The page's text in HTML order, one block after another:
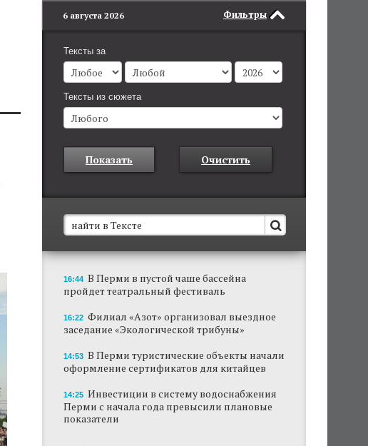
Фильтры
6 августа 2026
Тексты за
Тексты из сюжета
Показать Очистить
В Пермском крае установят новые станции
обнаружения беспилотников
Они используются для обнаружения и
отслеживания БПЛА в воздухе.
В Перми туристические объекты начали
оформление сертификатов для китайцев
змей в Пермском крае
Ученые начали изучение состояния
16:44 В Перми в пустой чаше бассейна
пройдет театральный фестиваль
16:22 Филиал «Азот» организовал выездное
заседание «Экологической трибуны»
14:53 В Перми туристические объекты начали
оформление сертификатов для китайцев
14:25 Инвестиции в систему водоснабжения
Перми с начала года превысили плановые
показатели